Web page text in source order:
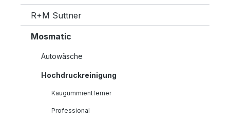
R+M Suttner
Mosmatic
Autowäsche
Hochdruckreinigung
Kaugummientferner
Professional